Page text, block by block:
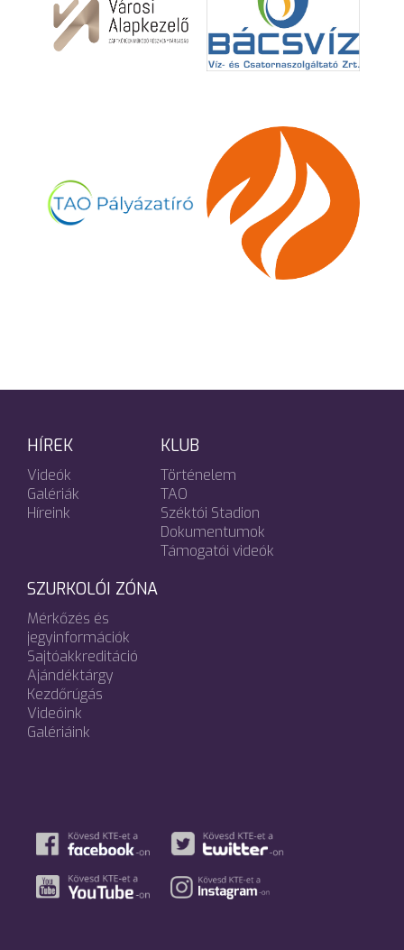
HÍREK
Videók
Galériák
Híreink
KLUB
Történelem
TAO
Széktói Stadion
Dokumentumok
Támogatói videók
SZURKOLÓI ZÓNA
Mérkőzés és
jegyinformációk
Sajtóakkreditáció
Ajándéktárgy
Kezdőrúgás
Videóink
Galériáink